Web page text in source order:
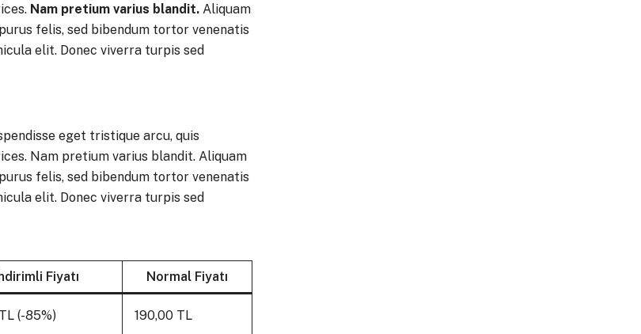
Nam pretium varius blandit. Aliquam
felis, sed bibendum tortor venenatis
elit. Donec viverra turpis sed
eget tristique arcu, quis
Nam pretium varius blandit. Aliquam
felis, sed bibendum tortor venenatis
elit. Donec viverra turpis sed
Fiyatı Normal Fiyatı
(-85%) 190,00 TL